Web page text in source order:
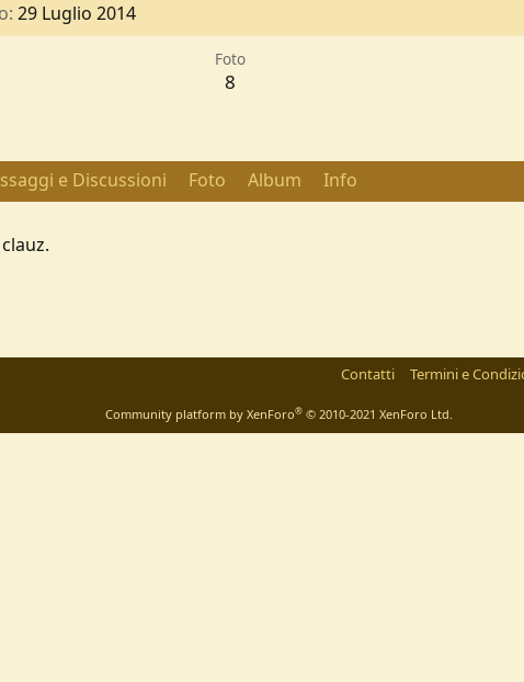
29 Luglio 2014
Foto
8
e Discussioni Foto Album Info
Contatti Termini e
Community platform by XenForo® © 2010-2021 XenForo Ltd.